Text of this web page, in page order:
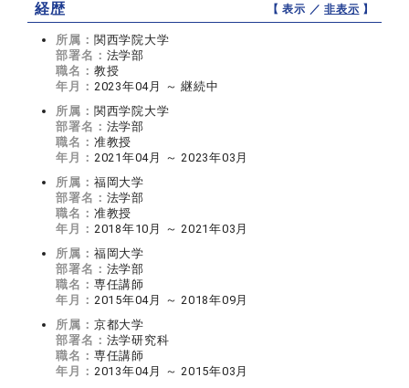
経歴 【 表示 ／非表示 】
所属： 関西学院大学
部署名： 法学部
職名： 教授
年月： 2023年04月 ～ 継続中
所属： 関西学院大学
部署名： 法学部
職名： 准教授
年月： 2021年04月 ～ 2023年03月
所属： 福岡大学
部署名： 法学部
職名： 准教授
年月： 2018年10月 ～ 2021年03月
所属： 福岡大学
部署名： 法学部
職名： 専任講師
年月： 2015年04月 ～ 2018年09月
所属： 京都大学
部署名： 法学研究科
職名： 専任講師
年月： 2013年04月 ～ 2015年03月